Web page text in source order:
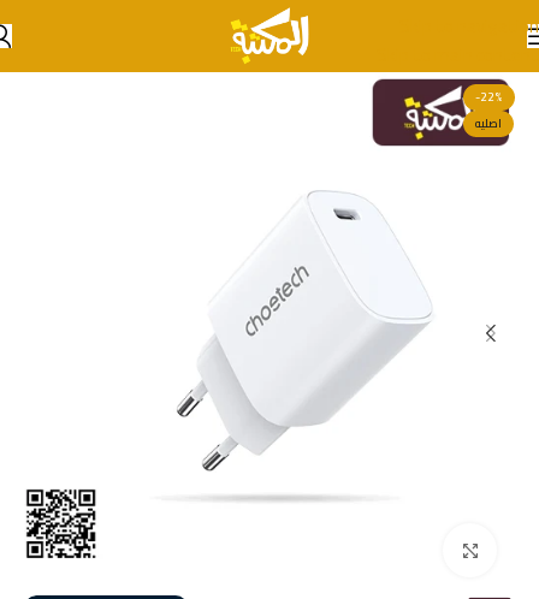
Skip to navigation
Skip to main content
-22%
اصليه